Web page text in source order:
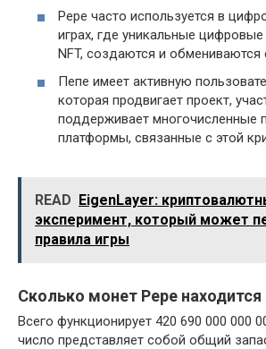
Pepe часто используется в
играх, где уникальные
NFT, создаются и
Пепе имеет активную
которая продвигает проект,
поддерживает многочисленные
платформы, связанные с этой
READ EigenLayer:
эксперимент, который может
правила игры
Сколько монет Pepe
Всего функционирует 420 690 000 000
число представляет собой общий